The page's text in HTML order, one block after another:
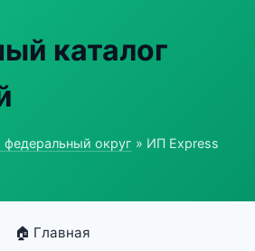
каталог
федеральный округ » ИП Express
🏠 Главная